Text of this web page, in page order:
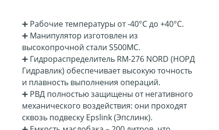
➕ Рабочие температуры от -40°C до +40°C.
➕ Манипулятор изготовлен из
высокопрочной стали S500MC.
➕ Гидрораспределитель RM-276 NORD (НОРД
Гидравлик) обеспечивает высокую точность
и плавность выполнения операций.
➕ РВД полностью защищены от негативного
механического воздействия: они проходят
сквозь подвеску Epslink (Эпслинк).